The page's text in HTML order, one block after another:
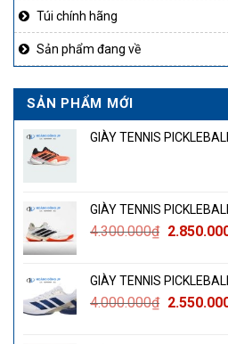
Túi chính hãng
Sản phẩm đang về
SẢN PHẨM MỚI
GIÀY TENNIS
GIÀY TENNIS
4.300.000₫ Giá
GIÀY TENNIS
4.000.000₫ Giá